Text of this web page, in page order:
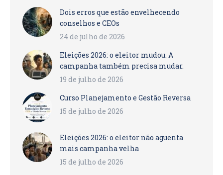
Dois erros que estão envelhecendo
conselhos e CEOs
24 de julho de 2026
Eleições 2026: o eleitor mudou. A
campanha também precisa mudar.
19 de julho de 2026
Curso Planejamento e Gestão Reversa
15 de julho de 2026
Eleições 2026: o eleitor não aguenta
mais campanha velha
15 de julho de 2026